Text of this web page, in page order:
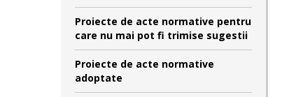
Proiecte de acte normative pentru
care nu mai pot fi trimise sugestii
Proiecte de acte normative
adoptate